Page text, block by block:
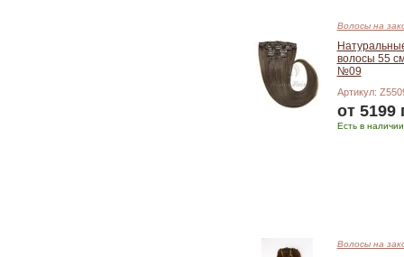
Волосы на
волосы 55
№09
Артикул:
от 5199
Есть в наличии
Волосы на